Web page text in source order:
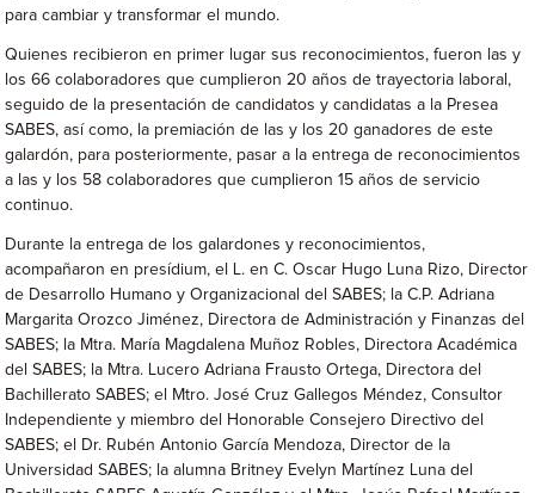
para cambiar y transformar el mundo.
Quienes recibieron en primer lugar sus reconocimientos, fueron las y
los 66 colaboradores que cumplieron 20 años de trayectoria laboral,
seguido de la presentación de candidatos y candidatas a la Presea
SABES, así como, la premiación de las y los 20 ganadores de este
galardón, para posteriormente, pasar a la entrega de reconocimientos
a las y los 58 colaboradores que cumplieron 15 años de servicio
continuo.
Durante la entrega de los galardones y reconocimientos,
acompañaron en presídium, el L. en C. Oscar Hugo Luna Rizo, Director
de Desarrollo Humano y Organizacional del SABES; la C.P. Adriana
Margarita Orozco Jiménez, Directora de Administración y Finanzas del
SABES; la Mtra. María Magdalena Muñoz Robles, Directora Académica
del SABES; la Mtra. Lucero Adriana Frausto Ortega, Directora del
Bachillerato SABES; el Mtro. José Cruz Gallegos Méndez, Consultor
Independiente y miembro del Honorable Consejero Directivo del
SABES; el Dr. Rubén Antonio García Mendoza, Director de la
Universidad SABES; la alumna Britney Evelyn Martínez Luna del